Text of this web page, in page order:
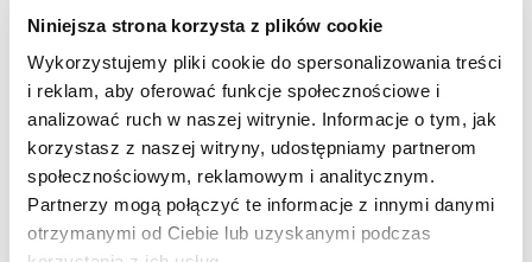
Niniejsza strona korzysta z plików cookie
Wykorzystujemy pliki cookie do spersonalizowania treści
i reklam, aby oferować funkcje społecznościowe i
analizować ruch w naszej witrynie. Informacje o tym, jak
korzystasz z naszej witryny, udostępniamy partnerom
społecznościowym, reklamowym i analitycznym.
Partnerzy mogą połączyć te informacje z innymi danymi
otrzymanymi od Ciebie lub uzyskanymi podczas